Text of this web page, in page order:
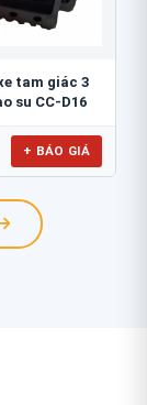
tam giác 3
su CC-D16
+ BÁO GIÁ